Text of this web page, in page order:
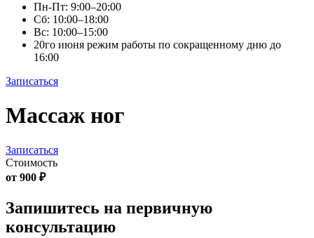
Пн-Пт: 9:00–20:00
Сб: 10:00–18:00
Вс: 10:00–15:00
20го июня режим работы по сокращенному дню до
16:00
Записаться
Skip
to
Массаж ног
Записаться
Стоимость
от 900 ₽
Запишитесь на первичную
консультацию